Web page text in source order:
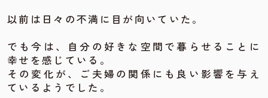
以前は日々の不満に目が向いていた。
でも今は、自分の好きな空間で暮らせることに
幸せを感じている。
その変化が、ご夫婦の関係にも良い影響を与え
ているようでした。